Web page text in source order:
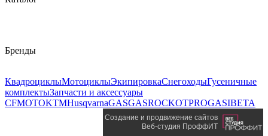
Бренды
КвадроциклыМотоциклыЭкипировкаСнегоходыГусеничные
комплектыЗапчасти и аксессуары
CFMOTOKTMHusqvarnaGASGASROCKOTPROGASIBETA
Создание и продвижение сайтов
Веб-студия ПроффИТ